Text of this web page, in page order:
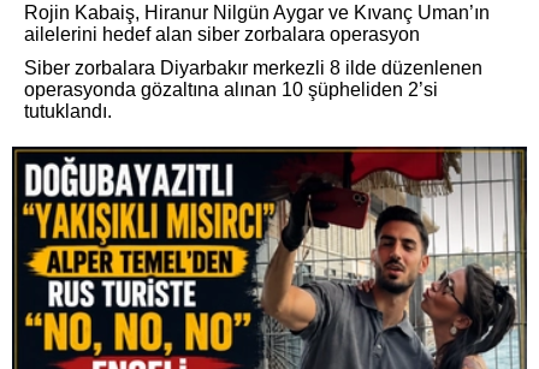
Rojin Kabaiş, Hiranur Nilgün Aygar ve Kıvanç Uman’ın
ailelerini hedef alan siber zorbalara operasyon
Siber zorbalara Diyarbakır merkezli 8 ilde düzenlenen
operasyonda gözaltına alınan 10 şüpheliden 2’si
tutuklandı.